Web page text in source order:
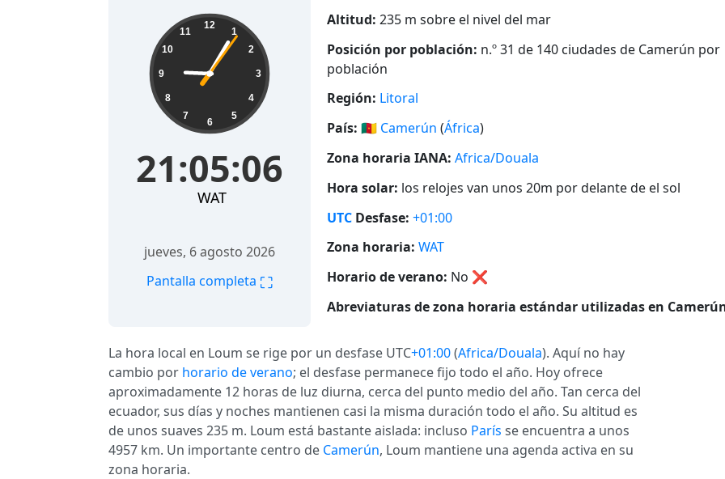
21:05:07 12
1
2
3
4
5
6
7
8
9
10
11
21:05:07
WAT
jueves, 6 agosto 2026
Pantalla completa ⛶
Altitud: 235 m sobre el nivel del mar
Posición por población: n.º 31 de 140 ciudades de Camerún por
población
Región: Litoral
País: 🇨🇲 Camerún (África)
Zona horaria IANA: Africa/Douala
Hora solar: los relojes van unos 20m por delante de el sol
UTC Desfase: +01:00
Zona horaria: WAT
Horario de verano: No ❌
Abreviaturas de zona horaria estándar utilizadas en
La hora local en Loum se rige por un desfase UTC+01:00(Africa/Douala). Aquí no hay
cambio por horario de verano; el desfase permanece fijo todo el año. Hoy ofrece
aproximadamente 12 horas de luz diurna, cerca del punto medio del año. Tan cerca del
ecuador, sus días y noches mantienen casi la misma duración todo el año. Su altitud es
de unos suaves 235 m. Loum está bastante aislada: incluso París se encuentra a unos
4957 km. Un importante centro de Camerún, Loum mantiene una agenda activa en su
zona horaria.